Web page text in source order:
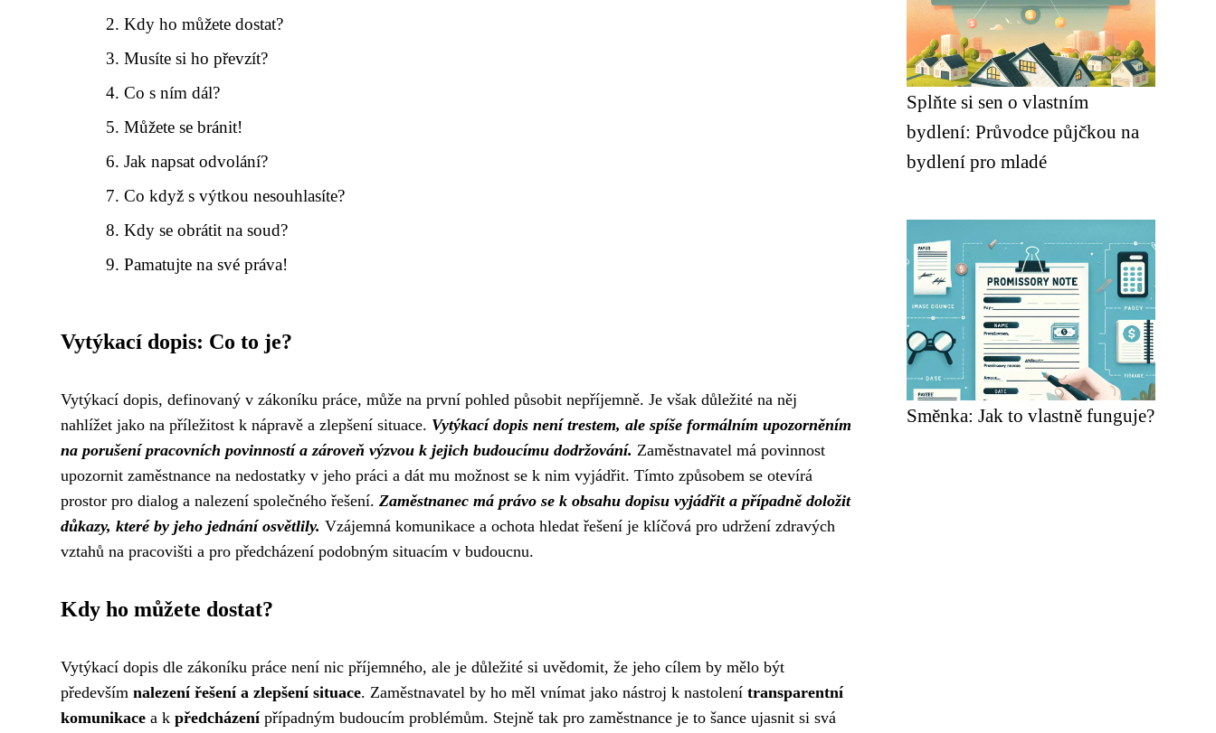
Kdy ho můžete dostat?
Musíte si ho převzít?
Co s ním dál?
Můžete se bránit!
Jak napsat odvolání?
Co když s výtkou nesouhlasíte?
Kdy se obrátit na soud?
Pamatujte na své práva!
Vytýkací dopis: Co to je?
Vytýkací dopis, definovaný v zákoníku práce, může na první pohled působit nepříjemně. Je však důležité na něj
nahlížet jako na příležitost k nápravě a zlepšení situace. Vytýkací dopis není trestem, ale spíše formálním upozorněním
na porušení pracovních povinností a zároveň výzvou k jejich budoucímu dodržování. Zaměstnavatel má povinnost
upozornit zaměstnance na nedostatky v jeho práci a dát mu možnost se k nim vyjádřit. Tímto způsobem se otevírá
prostor pro dialog a nalezení společného řešení. Zaměstnanec má právo se k obsahu dopisu vyjádřit a případně doložit
důkazy, které by jeho jednání osvětlily. Vzájemná komunikace a ochota hledat řešení je klíčová pro udržení zdravých
vztahů na pracovišti a pro předcházení podobným situacím v budoucnu.
Kdy ho můžete dostat?
Vytýkací dopis dle zákoníku práce není nic příjemného, ale je důležité si uvědomit, že jeho cílem by mělo být
především nalezení řešení a zlepšení situace. Zaměstnavatel by ho měl vnímat jako nástroj k nastolení transparentní
komunikace a k předcházenípřípadným budoucím problémům. Stejně tak pro zaměstnance je to šance ujasnit si svá
Splňte si sen o vlastním
bydlení: Průvodce půjčkou na
bydlení pro mladé
Směnka: Jak to vlastně funguje?